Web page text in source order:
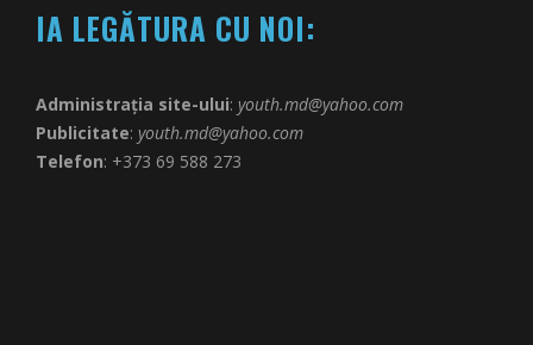
IA LEGĂTURA CU NOI:
Administrația site-ului: youth.md@yahoo.com
Publicitate: youth.md@yahoo.com
Telefon: +373 69 588 273